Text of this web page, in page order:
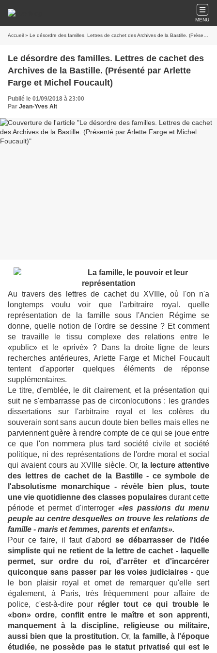
MENU
Accueil » Le désordre des familles. Lettres de cachet des Archives de la Bastille. (Présenté par Arlette Farge et Michel Foucault)
Le désordre des familles. Lettres de cachet des
Archives de la Bastille. (Présenté par Arlette
Farge et Michel Foucault)
Publié le 01/09/2018 à 23:00
Par Jean-Yves Alt
La famille, le pouvoir et leur
représentation
Au travers des lettres de cachet du XVIIIe, où l'on n'a
longtemps voulu voir que l'arbitraire royal. quelle
représentation de la famille sous l'Ancien Régime se
donne, quelle notion de l'ordre se dessine ? Et comment
se travaille le tissu complexe des relations entre le
«public» et le «privé» ? Dans la droite ligne de leurs
recherches antérieures, Arlette Farge et Michel Foucault
tentent d'apporter quelques éléments de réponse
supplémentaires.
Le titre, d'emblée, le dit clairement, et la présentation qui
suit ne s'embarrasse pas de circonlocutions : les grandes
dissertations sur l'arbitraire royal et les colères du
souverain sont sans aucun doute bien belles mais elles ne
parviennent guère à rendre compte de ce qui se joue entre
ce que l'on nommera plus tard société civile et société
politique, ni des représentations de l'ordre moral et social
qui avaient cours au XVIIIe siècle. Or, la lecture attentive
des lettres de cachet de la Bastille - ce symbole de
l'absolutisme monarchique - révèle bien plus, toute
une vie quotidienne des classes populaires durant cette
période et permet d'interroger «les passions du menu
peuple au centre desquelles on trouve les relations de
famille - maris et femmes, parents et enfants».
Pour ce faire, il faut d'abordse débarrasser de l'idée
simpliste qui ne retient de la lettre de cachet - laquelle
permet, sur ordre du roi, d'arrêter et d'incarcérer
quiconque sans passer par les voies judiciaires - que
le bon plaisir royal et omet de remarquer qu'elle sert
également, à Paris, très fréquemment pour affaire de
police, c'est-à-dire pour régler tout ce qui trouble le
«bon» ordre, conflit entre le maître et son apprenti,
manquement à la discipline, religieuse ou militaire,
aussi bien que la prostitution.Or, la famille, à l'époque
étudiée, ne possède pas le statut privatisé qui est le